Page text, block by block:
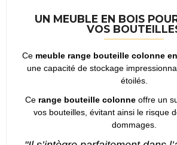
UN MEUBLE EN BOIS
VOS
Cemeuble range bouteille colonne
une capacité de stockage
étoilés.
Ce range bouteille colonneoffre un
vos bouteilles, évitant ainsi le risque
dommages.